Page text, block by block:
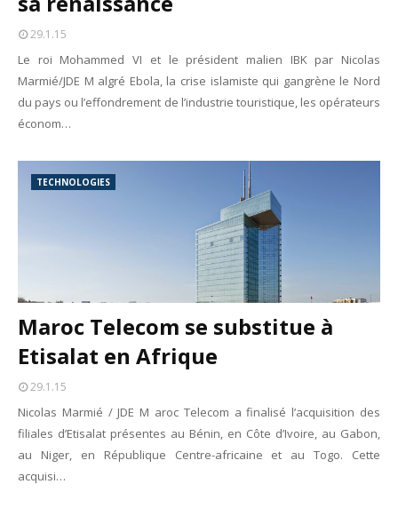
Tsirisoa Edition -May 13 2026
Unknown
- May 09 2026
Tourisme : l'Afrique fait le pari du luxe et de la durabilité
Unknown
May 03 2026
Unknown
Le cours de l'or au plus haut depuis juin 2026
Aug 06 2026
29.1.15
Le roi Mohammed VI et le président malien IBK par Nicolas
Marmié/JDE M algré Ebola, la crise islamiste qui gangrène le Nord
du pays ou l’effondrement de l’industrie touristique, les opérateurs
économ…
TECHNOLOGIES
Maroc Telecom se substitue à
Etisalat en Afrique
29.1.15
Nicolas Marmié / JDE M aroc Telecom a finalisé l’acquisition des
filiales d’Etisalat présentes au Bénin, en Côte d’Ivoire, au Gabon,
au Niger, en République Centre-africaine et au Togo. Cette
acquisi…